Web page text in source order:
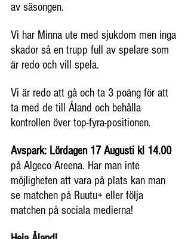
av säsongen.
Vi har Minna ute med sjukdom men inga
skador så en trupp full av spelare som
är redo och vill spela.
Vi är redo att gå och ta 3 poäng för att
ta med de till Åland och behålla
kontrollen över top-fyra-positionen.
Avspark: Lördagen 17 Augusti kl 14.00
på Algeco Areena. Har man inte
möjligheten att vara på plats kan man
se matchen på Ruutu+ eller följa
matchen på sociala medierna!